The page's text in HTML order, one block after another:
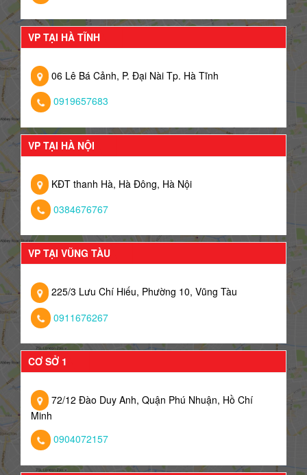
VP TẠI HÀ TĨNH
06 Lê Bá Cảnh, P. Đại Nài Tp. Hà Tĩnh
0919657683
VP TẠI HÀ NỘI
KĐT thanh Hà, Hà Đông, Hà Nội
0384676767
VP TẠI VŨNG TÀU
225/3 Lưu Chí Hiếu, Phường 10, Vũng Tàu
0911676267
CƠ SỞ 1
72/12 Đào Duy Anh, Quận Phú Nhuận, Hồ Chí
Minh
0904072157